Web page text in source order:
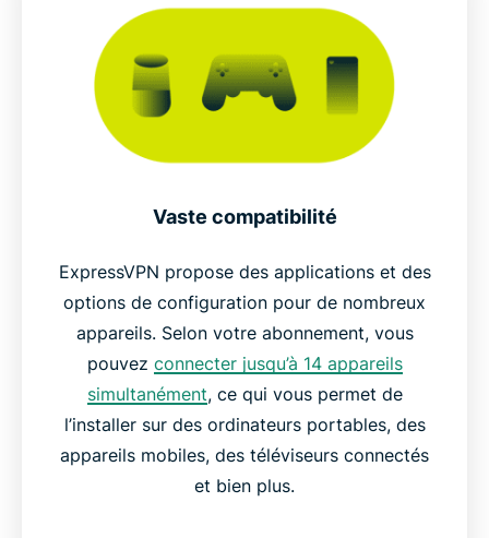
Vaste compatibilité
ExpressVPN propose des applications et des
options de configuration pour de nombreux
appareils. Selon votre abonnement, vous
pouvez connecter jusqu’à 14 appareils
simultanément, ce qui vous permet de
l’installer sur des ordinateurs portables, des
appareils mobiles, des téléviseurs connectés
et bien plus.